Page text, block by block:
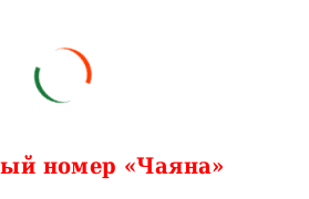
номер «Чаяна»